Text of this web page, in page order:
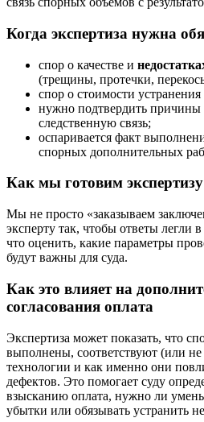
Когда экспертиза нужна
спор о качестве и
(трещины, протечки,
спор о стоимости
нужно подтвердить
следственную связь;
оспаривается факт
спорных дополнительных
Как мы готовим
Мы не просто «заказываем
эксперту так, чтобы ответы легли
что оценить, какие параметры
будут важны для суда.
Как это влияет на
согласования оплата
Экспертиза может показать, что
выполнены, соответствуют (или не
технологии и как именно они
дефектов. Это помогает суду
взысканию оплата, нужно ли
убытки или обязывать устранить